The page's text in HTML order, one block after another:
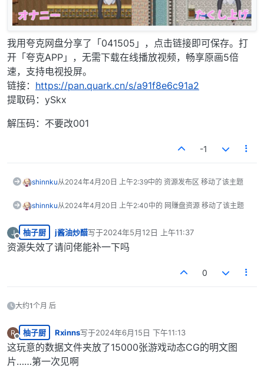
我用夸克网盘分享了「041505」，点击链接即可保存。打
开「夸克APP」，无需下载在线播放视频，畅享原画5倍
速，支持电视投屏。
链接： https://pan.quark.cn/s/a91f8e6c91a2
提取码：ySkx
解压码：不要改001
-1
shinnku从2024年4月20日 上午2:39中的 资源发布区 移动了该主题
shinnku从2024年4月20日 上午2:40中的 网赚盘资源 移动了该主题
J
离线
柚子厨 j酱油炒醋写于2024年5月12日 上午11:37
最后由 编辑
资源失效了请问佬能补一下吗
0
大约1个月 后
R
离线
柚子厨 Rxinns写于2024年6月15日 下午11:13
最后由 编辑
这玩意的数据文件夹放了15000张游戏动态CG的明文图
片……第一次见啊